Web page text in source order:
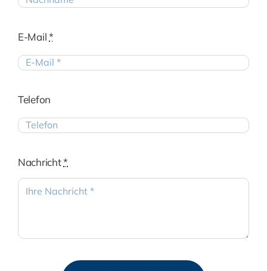
E-Mail*
Telefon
Nachricht*